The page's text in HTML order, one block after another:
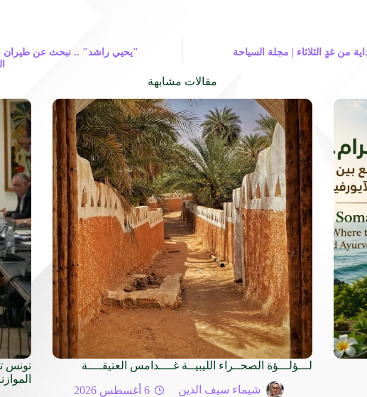
من غدٍ الثلاثاء | مجلة السياحة
"يحيي راشد" .. نبحث عن طيران
مقالات مشابهة
لـــؤلـــؤة الصحــراء الليبيــة غــــدامس العتيقــــة
شيماء سيف الدين
6 أغسطس 2026
تونس